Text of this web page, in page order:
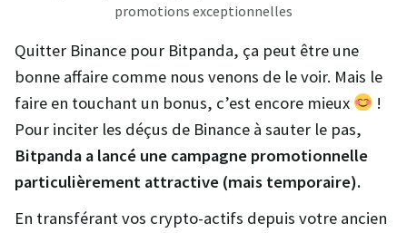
promotions exceptionnelles
Quitter Binance pour Bitpanda, ça peut être une
bonne affaire comme nous venons de le voir. Mais le
faire en touchant un bonus, c’est encore mieux
!
Pour inciter les déçus de Binance à sauter le pas,
Bitpanda a lancé une campagne promotionnelle
particulièrement attractive (mais temporaire).
En transférant vos crypto-actifs depuis votre ancien